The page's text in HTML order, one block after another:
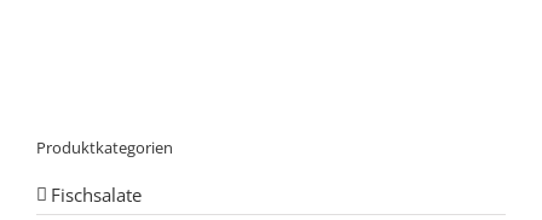
Produktkategorien
Fischsalate